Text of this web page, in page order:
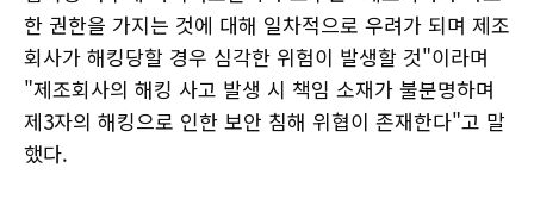
한 권한을 가지는 것에 대해 일차적으로 우려가 되며 제조
회사가 해킹당할 경우 심각한 위험이 발생할 것"이라며
"제조회사의 해킹 사고 발생 시 책임 소재가 불분명하며
제3자의 해킹으로 인한 보안 침해 위협이 존재한다"고 말
했다.